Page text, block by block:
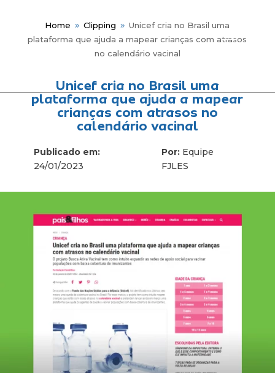
Home 9 Clipping 9 Unicef cria no Brasil uma
plataforma que ajuda a mapear crianças com atrasos
no calendário vacinal
Unicef cria no Brasil uma
plataforma que ajuda a mapear
crianças com atrasos no
calendário vacinal
Publicado em:
24/01/2023
Por: Equipe
FJLES